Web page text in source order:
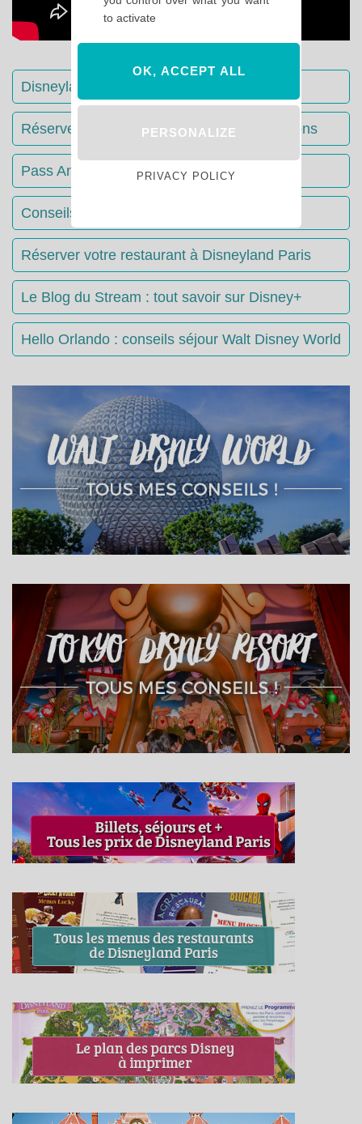
Disneyland Paris : Le guide complet
Réserver votre séjour : toutes les informations
Pass Annuels Disney : informations
Conseils & Astuces Disneyland Paris
Réserver votre restaurant à Disneyland Paris
Le Blog du Stream : tout savoir sur Disney+
Hello Orlando : conseils séjour Walt Disney World
to activate
OK, ACCEPT ALL
PERSONALIZE
PRIVACY POLICY